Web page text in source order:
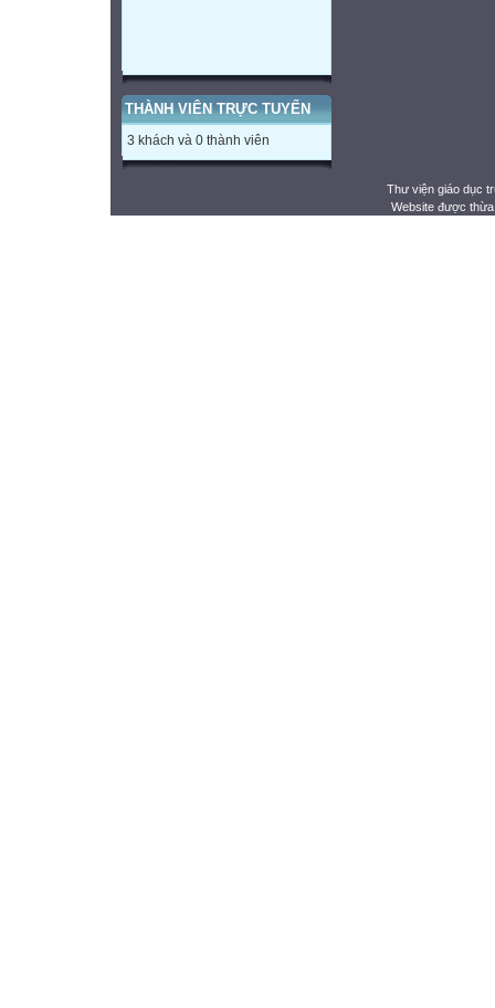
THÀNH VIÊN TRỰC TUYẾN
3 khách và 0 thành viên
Thư viện giáo dục
Website được